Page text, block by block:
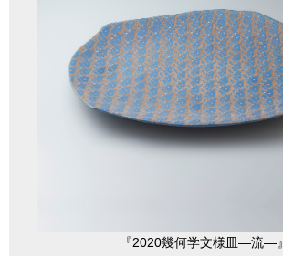
『2020幾何学文様皿―流―』